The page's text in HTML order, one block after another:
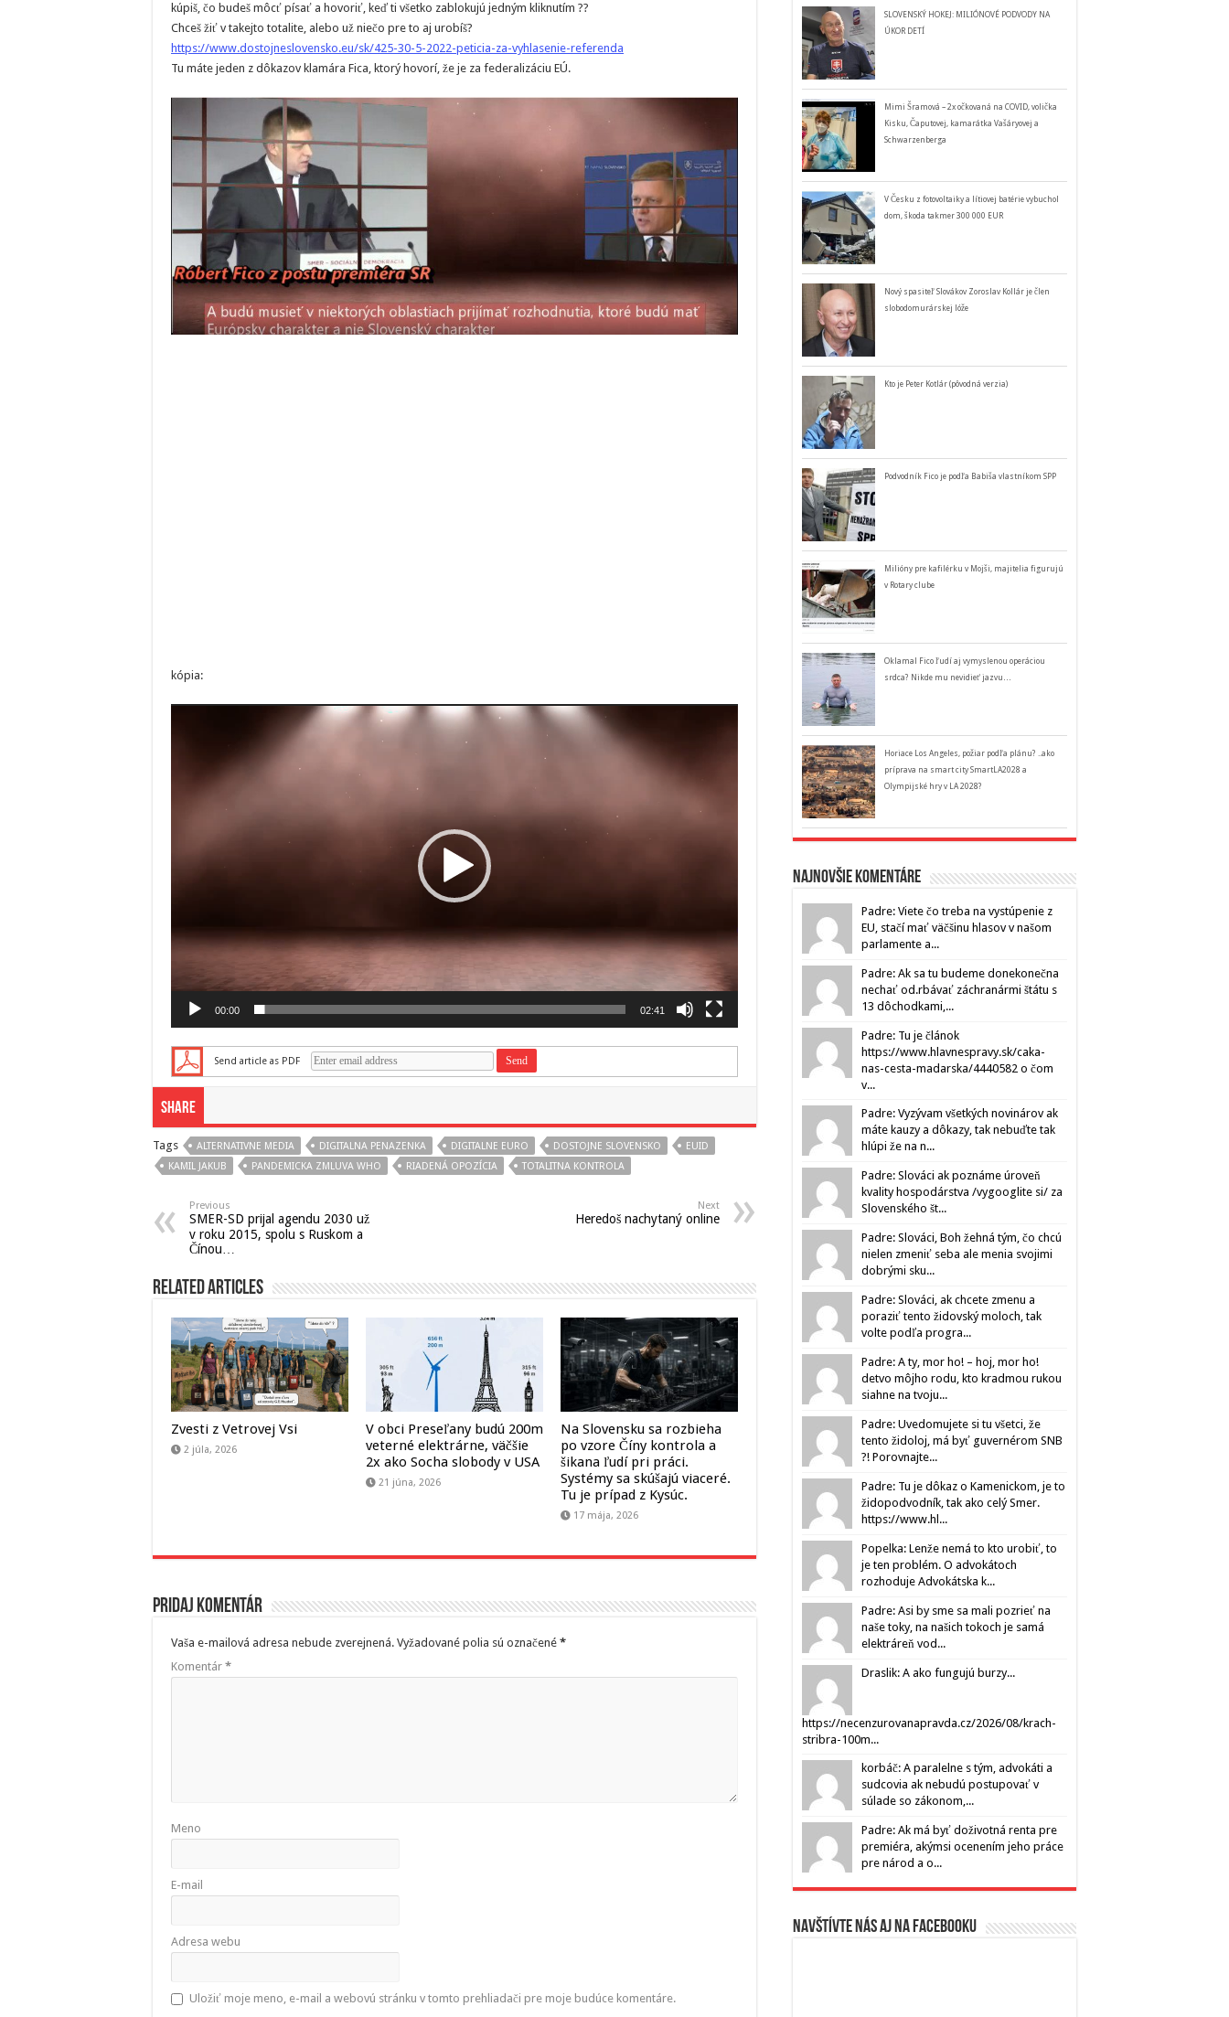
kúpiš, čo budeš môcť písať a hovoriť, keď ti všetko zablokujú jedným kliknutím ??
Chceš žiť v takejto totalite, alebo už niečo pre to aj urobíš?
https://www.dostojneslovensko.eu/sk/425-30-5-2022-peticia-za-vyhlasenie-referenda
Tu máte jeden z dôkazov klamára Fica, ktorý hovorí, že je za federalizáciu EÚ.
kópia:
00:00 02:41
Send article as PDF
Share
Tags ALTERNATIVNE MEDIA DIGITALNA PENAZENKA DIGITALNE EURO DOSTOJNE SLOVENSKO
EUID
KAMIL JAKUB
PANDEMICKA ZMLUVA WHO RIADENÁ OPOZÍCIA TOTALITNA KONTROLA
Previous
SMER-SD prijal agendu 2030 už
v roku 2015, spolu s Ruskom a
Čínou…
Next
Heredoš nachytaný online
Related Articles
Zvesti z Vetrovej Vsi
2 júla, 2026
V obci Preseľany budú 200m
veterné elektrárne, väčšie
2x ako Socha slobody v USA
21 júna, 2026
Na Slovensku sa rozbieha
po vzore Číny kontrola a
šikana ľudí pri práci.
Systémy sa skúšajú viaceré.
Tu je prípad z Kysúc.
17 mája, 2026
Pridaj komentár
Vaša e-mailová adresa nebude zverejnená. Vyžadované polia sú označené *
Komentár *
Meno
E-mail
Adresa webu
Uložiť moje meno, e-mail a webovú stránku v tomto prehliadači pre moje budúce komentáre.
SLOVENSKÝ HOKEJ: MILIÓNOVÉ PODVODY NA
ÚKOR DETÍ
Mimi Šramová – 2x očkovaná na COVID, volička
Kisku, Čaputovej, kamarátka Vašáryovej a
Schwarzenberga
V Česku z fotovoltaiky a lítiovej batérie vybuchol
dom, škoda takmer 300 000 EUR
Nový spasiteľ Slovákov Zoroslav Kollár je člen
slobodomurárskej lóže
Kto je Peter Kotlár (pôvodná verzia)
Podvodník Fico je podľa Babiša vlastníkom SPP
Milióny pre kafilérku v Mojši, majitelia figurujú
v Rotary clube
Oklamal Fico ľudí aj vymyslenou operáciou
srdca? Nikde mu nevidieť jazvu…
Horiace Los Angeles, požiar podľa plánu? ..ako
príprava na smart city SmartLA2028 a
Olympijské hry v LA 2028?
Najnovšie komentáre
Padre: Viete čo treba na vystúpenie z
EU, stačí mať väčšinu hlasov v našom
parlamente a...
Padre: Ak sa tu budeme donekonečna
nechať od.rbávať záchranármi štátu s
13 dôchodkami,...
Padre: Tu je článok
https://www.hlavnespravy.sk/caka-
nas-cesta-madarska/4440582 o čom
v...
Padre: Vyzývam všetkých novinárov ak
máte kauzy a dôkazy, tak nebuďte tak
hlúpi že na n...
Padre: Slováci ak poznáme úroveň
kvality hospodárstva /vygooglite si/ za
Slovenského št...
Padre: Slováci, Boh žehná tým, čo chcú
nielen zmeniť seba ale menia svojimi
dobrými sku...
Padre: Slováci, ak chcete zmenu a
poraziť tento židovský moloch, tak
volte podľa progra...
Padre: A ty, mor ho! – hoj, mor ho!
detvo môjho rodu, kto kradmou rukou
siahne na tvoju...
Padre: Uvedomujete si tu všetci, že
tento židoloj, má byť guvernérom SNB
?! Porovnajte...
Padre: Tu je dôkaz o Kamenickom, je to
židopodvodník, tak ako celý Smer.
https://www.hl...
Popelka: Lenže nemá to kto urobiť, to
je ten problém. O advokátoch
rozhoduje Advokátska k...
Padre: Asi by sme sa mali pozrieť na
naše toky, na našich tokoch je samá
elektráreň vod...
Draslik: A ako fungujú burzy...
https://necenzurovanapravda.cz/2026/08/krach-
stribra-100m...
korbáč: A paralelne s tým, advokáti a
sudcovia ak nebudú postupovať v
súlade so zákonom,...
Padre: Ak má byť doživotná renta pre
premiéra, akýmsi ocenením jeho práce
pre národ a o...
Navštívte nás aj na Facebooku